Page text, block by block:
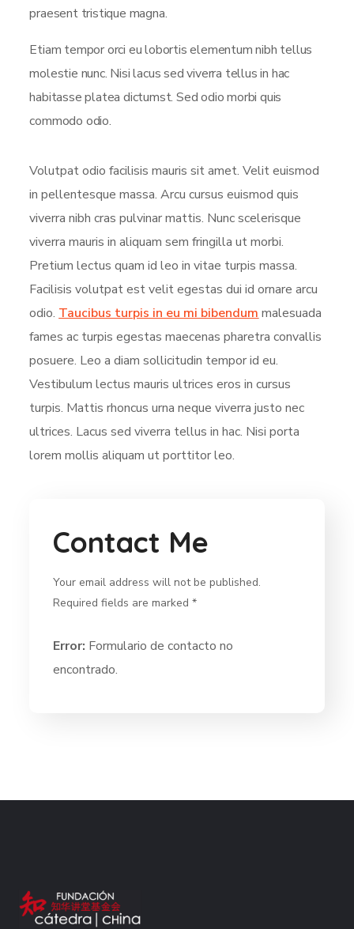
praesent tristique magna.
Etiam tempor orci eu lobortis elementum nibh tellus
molestie nunc. Nisi lacus sed viverra tellus in hac
habitasse platea dictumst. Sed odio morbi quis
commodo odio.
Volutpat odio facilisis mauris sit amet. Velit euismod
in pellentesque massa. Arcu cursus euismod quis
viverra nibh cras pulvinar mattis. Nunc scelerisque
viverra mauris in aliquam sem fringilla ut morbi.
Pretium lectus quam id leo in vitae turpis massa.
Facilisis volutpat est velit egestas dui id ornare arcu
odio. Taucibus turpis in eu mi bibendum malesuada
fames ac turpis egestas maecenas pharetra convallis
posuere. Leo a diam sollicitudin tempor id eu.
Vestibulum lectus mauris ultrices eros in cursus
turpis. Mattis rhoncus urna neque viverra justo nec
ultrices. Lacus sed viverra tellus in hac. Nisi porta
lorem mollis aliquam ut porttitor leo.
Contact Me
Your email address will not be published.
Required fields are marked *
Error: Formulario de contacto no
encontrado.